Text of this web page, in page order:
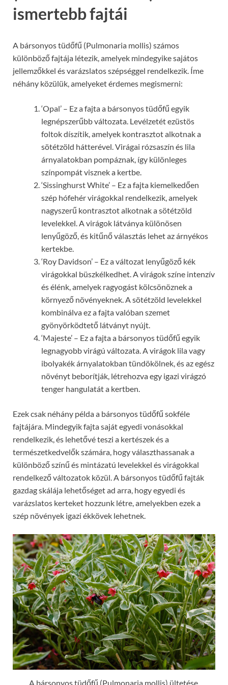
ismertebb fajtái
A bársonyos tüdőfű (Pulmonaria mollis) számos
különböző fajtája létezik, amelyek mindegyike sajátos
jellemzőkkel és varázslatos szépséggel rendelkezik. Íme
néhány közülük, amelyeket érdemes megismerni:
‘Opal’ – Ez a fajta a bársonyos tüdőfű egyik
legnépszerűbb változata. Levélzetét ezüstös
foltok díszítik, amelyek kontrasztot alkotnak a
sötétzöld hátterével. Virágai rózsaszín és lila
árnyalatokban pompáznak, így különleges
színpompát visznek a kertbe.
‘Sissinghurst White’ – Ez a fajta kiemelkedően
szép hófehér virágokkal rendelkezik, amelyek
nagyszerű kontrasztot alkotnak a sötétzöld
levelekkel. A virágok látványa különösen
lenyűgöző, és kitűnő választás lehet az árnyékos
kertekbe.
‘Roy Davidson’ – Ez a változat lenyűgöző kék
virágokkal büszkélkedhet. A virágok színe intenzív
és élénk, amelyek ragyogást kölcsönöznek a
környező növényeknek. A sötétzöld levelekkel
kombinálva ez a fajta valóban szemet
gyönyörködtető látványt nyújt.
‘Majeste’ – Ez a fajta a bársonyos tüdőfű egyik
legnagyobb virágú változata. A virágok lila vagy
ibolyakék árnyalatokban tündökölnek, és az egész
növényt beborítják, létrehozva egy igazi virágzó
tenger hangulatát a kertben.
Ezek csak néhány példa a bársonyos tüdőfű sokféle
fajtájára. Mindegyik fajta saját egyedi vonásokkal
rendelkezik, és lehetővé teszi a kertészek és a
természetkedvelők számára, hogy választhassanak a
különböző színű és mintázatú levelekkel és virágokkal
rendelkező változatok közül. A bársonyos tüdőfű fajták
gazdag skálája lehetőséget ad arra, hogy egyedi és
varázslatos kerteket hozzunk létre, amelyekben ezek a
szép növények igazi ékkövek lehetnek.
A bársonyos tüdőfű (Pulmonaria mollis) ültetése,